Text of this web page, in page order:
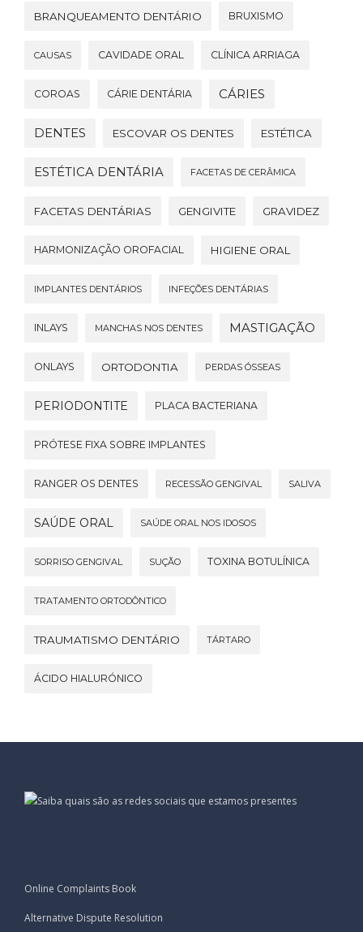
BRANQUEAMENTO DENTÁRIO BRUXISMO
CAUSAS CAVIDADE ORAL CLÍNICA ARRIAGA
COROAS CÁRIE DENTÁRIA CÁRIES
DENTES ESCOVAR OS DENTES ESTÉTICA
ESTÉTICA DENTÁRIA FACETAS DE CERÂMICA
FACETAS DENTÁRIAS GENGIVITE GRAVIDEZ
HARMONIZAÇÃO OROFACIAL HIGIENE ORAL
IMPLANTES DENTÁRIOS INFEÇÕES DENTÁRIAS
INLAYS MANCHAS NOS DENTES MASTIGAÇÃO
ONLAYS ORTODONTIA PERDAS ÓSSEAS
PERIODONTITE PLACA BACTERIANA
PRÓTESE FIXA SOBRE IMPLANTES
RANGER OS DENTES RECESSÃO GENGIVAL SALIVA
SAÚDE ORAL SAÚDE ORAL NOS IDOSOS
SORRISO GENGIVAL SUÇÃO TOXINA BOTULÍNICA
TRATAMENTO ORTODÔNTICO
TRAUMATISMO DENTÁRIO TÁRTARO
ÁCIDO HIALURÓNICO
Online Complaints Book
Alternative Dispute Resolution